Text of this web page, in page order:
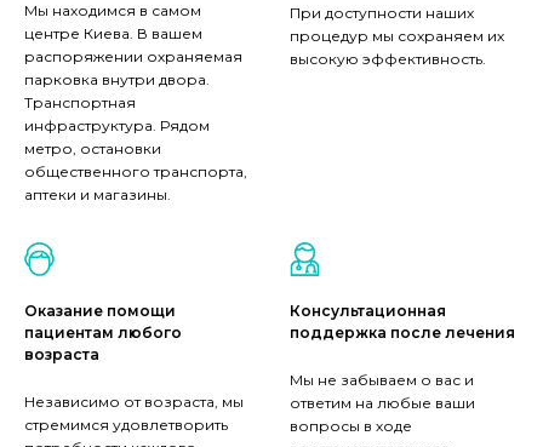
Мы находимся в самом
центре Киева. В вашем
распоряжении охраняемая
парковка внутри двора.
Транспортная
инфраструктура. Рядом
метро, остановки
общественного транспорта,
аптеки и магазины.
При доступности наших
процедур мы сохраняем их
высокую эффективность.
Оказание помощи
пациентам любого
возраста
Независимо от возраста, мы
стремимся удовлетворить
Консультационная
поддержка после лечения
Мы не забываем о вас и
ответим на любые ваши
вопросы в ходе